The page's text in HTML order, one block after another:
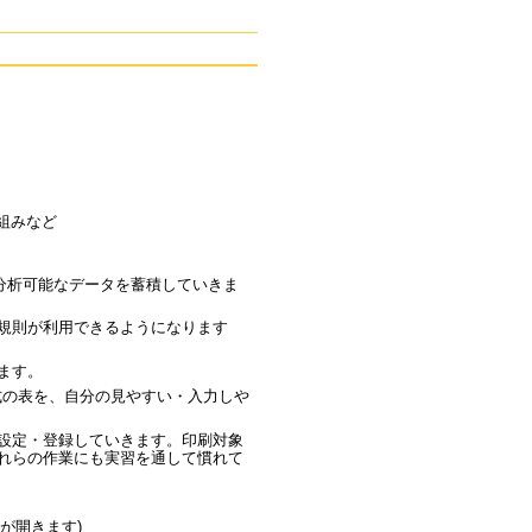
みなど
可能なデータを蓄積していきま
則が利用できるようになります
す。
表を、自分の見やすい・入力しや
定・登録していきます。印刷対象
らの作業にも実習を通して慣れて
開きます)